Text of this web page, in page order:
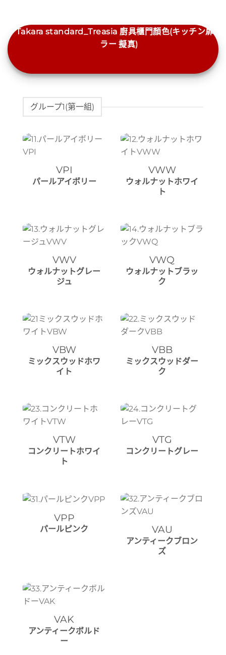
Takara standard_Treasia 廚具櫃門顏色(キッチン扉カ
ラー 擬真)
グループ1(第一組)
VPI
パールアイボリー
VWW
ウォルナットホワイ
ト
VWV
ウォルナットグレー
ジュ
VWQ
ウォルナットブラッ
ク
VBW
ミックスウッドホワ
イト
VBB
ミックスウッドダー
ク
VTW
コンクリートホワイ
ト
VTG
コンクリートグレー
VPP
パールピンク VAU
アンティークブロン
ズ
VAK
アンティークボルド
ー